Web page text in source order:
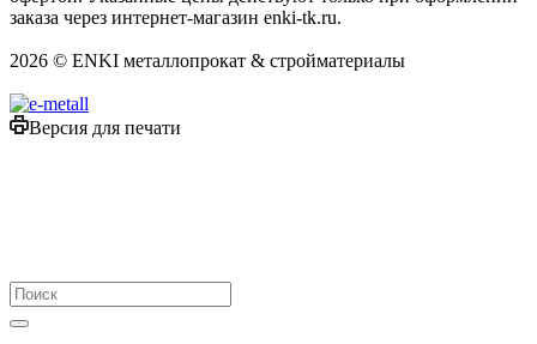
заказа через интернет-магазин enki-tk.ru.
2026 © ENKI металлопрокат & стройматериалы
Версия для печати